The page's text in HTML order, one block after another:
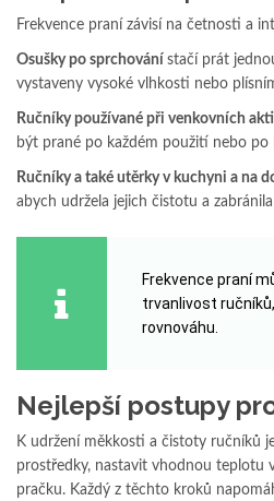
Frekvence praní závisí na četnosti a
Osušky po sprchování stačí prát
vystaveny vysoké vlhkosti nebo
Ručníky používané při venkovních
být prané po každém použití nebo po
Ručníky a také utěrky v kuchyni a na
abych udržela jejich čistotu a
Frekvence praní
trvanlivost
rovnováhu.
Nejlepší postupy
K udržení měkkosti a čistoty ručníků
prostředky, nastavit vhodnou teplotu
pračku. Každý z těchto kroků